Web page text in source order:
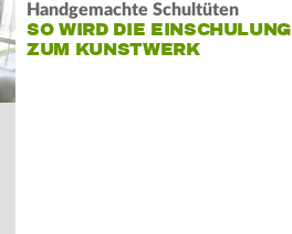
Handgemachte Schultüten
SO WIRD DIE EINSCHULUNG
ZUM KUNSTWERK